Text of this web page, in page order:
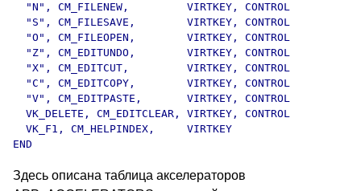
  "N", CM_FILENEW,         VIRTKEY, CONTROL
  "S", CM_FILESAVE,        VIRTKEY, CONTROL
  "O", CM_FILEOPEN,        VIRTKEY, CONTROL
  "Z", CM_EDITUNDO,        VIRTKEY, CONTROL
  "X", CM_EDITCUT,         VIRTKEY, CONTROL
  "C", CM_EDITCOPY,        VIRTKEY, CONTROL
  "V", CM_EDITPASTE,       VIRTKEY, CONTROL
  VK_DELETE, CM_EDITCLEAR, VIRTKEY, CONTROL
  VK_F1, CM_HELPINDEX,     VIRTKEY
END
Здесь описана таблица акселераторов